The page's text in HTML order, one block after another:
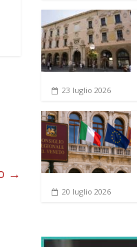
→
23 luglio 2026
20 luglio 2026